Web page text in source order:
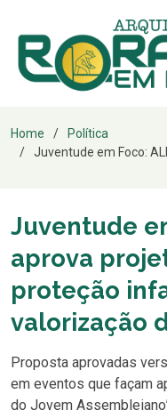
Home
Política
Juventude em Foco:
Juventude
aprova
proteção
valorização
Proposta aprovadas
em eventos que façam
do Jovem